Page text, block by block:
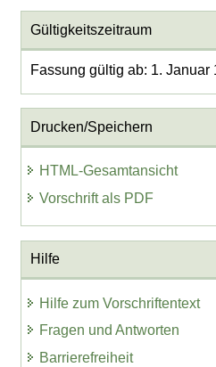
Gültigkeitszeitraum
Fassung gültig ab: 1. Januar
Drucken/Speichern
HTML-Gesamtansicht
Vorschrift als PDF
Hilfe
Hilfe zum Vorschriftentext
Fragen und Antworten
Barrierefreiheit